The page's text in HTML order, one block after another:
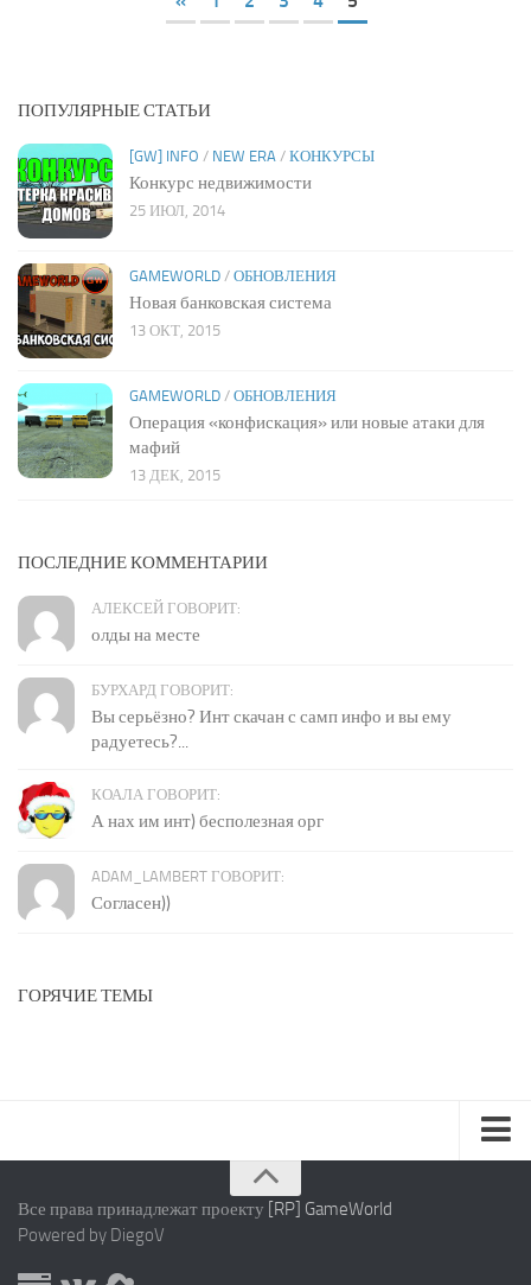
ПОПУЛЯРНЫЕ СТАТЬИ
[GW] INFO / NEW ERA / КОНКУРСЫ
Конкурс недвижимости
25 ИЮЛ, 2014
GAMEWORLD / ОБНОВЛЕНИЯ
Новая банковская система
13 ОКТ, 2015
GAMEWORLD / ОБНОВЛЕНИЯ
Операция «конфискация» или новые атаки для
мафий
13 ДЕК, 2015
ПОСЛЕДНИЕ КОММЕНТАРИИ
АЛЕКСЕЙ ГОВОРИТ:
олды на месте
БУРХАРД ГОВОРИТ:
Вы серьёзно? Инт скачан с самп инфо и вы ему
радуетесь?...
КОАЛА ГОВОРИТ:
А нах им инт) бесполезная орг
ADAM_LAMBERT ГОВОРИТ:
Согласен))
ГОРЯЧИЕ ТЕМЫ
Правила
Все права принадлежат проекту [RP] GameWorld
Powered by DiegoV